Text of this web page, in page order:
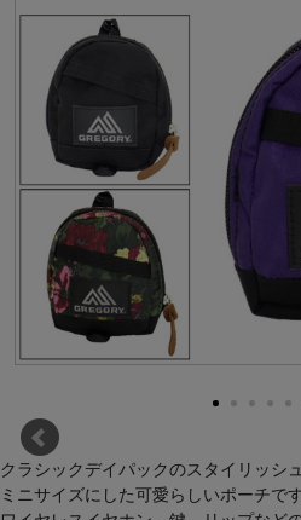
クラシックデイパックのスタイリッシ
ミニサイズにした可愛らしいポーチです